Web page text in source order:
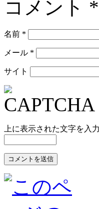
コメント *
名前 *
メール *
サイト
上に表示された文字を入